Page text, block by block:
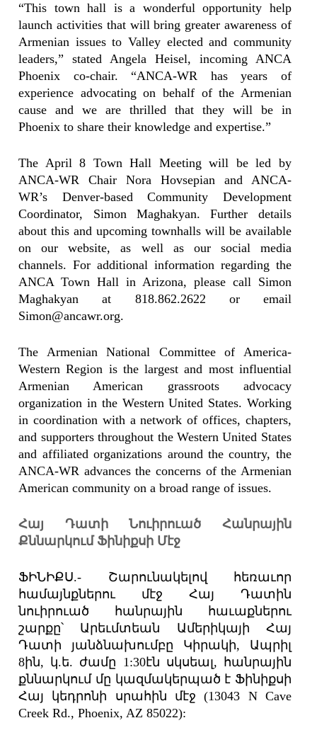
“This town hall is a wonderful opportunity help
launch activities that will bring greater awareness of
Armenian issues to Valley elected and community
leaders,” stated Angela Heisel, incoming ANCA
Phoenix co-chair. “ANCA-WR has years of
experience advocating on behalf of the Armenian
cause and we are thrilled that they will be in
Phoenix to share their knowledge and expertise.”
The April 8 Town Hall Meeting will be led by
ANCA-WR Chair Nora Hovsepian and ANCA-
WR’s Denver-based Community Development
Coordinator, Simon Maghakyan. Further details
about this and upcoming townhalls will be available
on our website, as well as our social media
channels. For additional information regarding the
ANCA Town Hall in Arizona, please call Simon
Maghakyan at 818.862.2622 or email
Simon@ancawr.org.
The Armenian National Committee of America-
Western Region is the largest and most influential
Armenian American grassroots advocacy
organization in the Western United States. Working
in coordination with a network of offices, chapters,
and supporters throughout the Western United States
and affiliated organizations around the country, the
ANCA-WR advances the concerns of the Armenian
American community on a broad range of issues.
Հայ Դատի Նուիրուած Հանրային
Քննարկում Ֆինիքսի Մէջ
ՖԻՆԻՔՍ.- Շարունակելով հեռաւոր
համայնքներու մէջ Հայ Դատին
նուիրուած հանրային հաւաքներու
շարքը՝ Արեւմտեան Ամերիկայի Հայ
Դատի յանձնախումբը Կիրակի, Ապրիլ
8ին, կ.ե. ժամը 1:30էն սկսեալ, հանրային
քննարկում մը կազմակերպած է Ֆինիքսի
Հայ կեդրոնի սրահին մէջ (13043 N Cave
Creek Rd., Phoenix, AZ 85022):